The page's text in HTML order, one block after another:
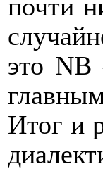
почти
это NB
Итог и